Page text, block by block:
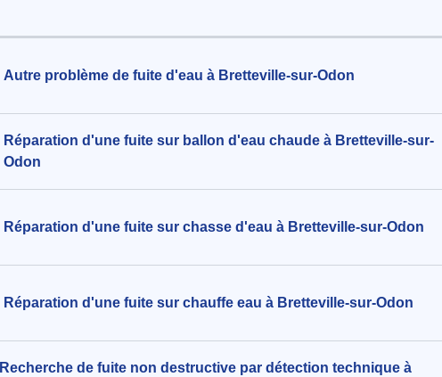
Autre problème de fuite d'eau à Bretteville-sur-Odon
Réparation d'une fuite sur ballon d'eau chaude à Bretteville-sur-
Odon
Réparation d'une fuite sur chasse d'eau à Bretteville-sur-Odon
Réparation d'une fuite sur chauffe eau à Bretteville-sur-Odon
Recherche de fuite non destructive par détection technique à